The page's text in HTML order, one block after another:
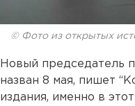
© Фото из открытых
Новый председатель
назван 8 мая, пишет
издания, именно в